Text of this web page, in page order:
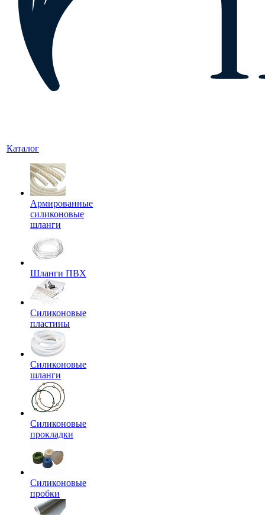
Каталог
Армированные
силиконовые
шланги
Шланги ПВХ
Силиконовые
пластины
Силиконовые
шланги
Силиконовые
прокладки
Силиконовые
пробки